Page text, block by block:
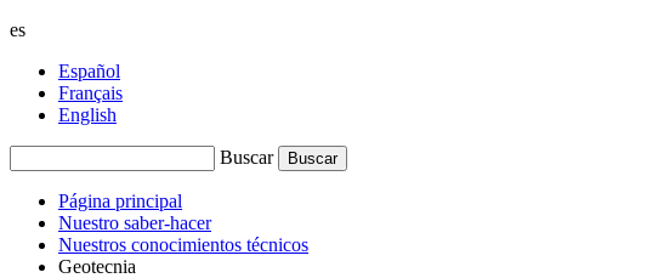
es
Español
Français
English
Buscar
Página principal
Nuestro saber-hacer
Nuestros conocimientos técnicos
Geotecnia